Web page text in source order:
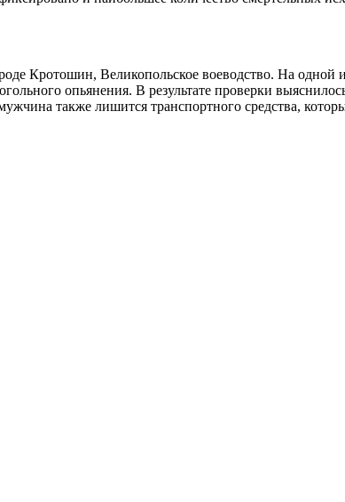
Кротошин, Великопольское воеводство. На одной
опьянения. В результате проверки
также лишится транспортного средства,